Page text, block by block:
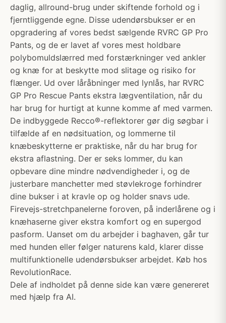
daglig, allround-brug under skiftende forhold og i
fjerntliggende egne. Disse udendørsbukser er en
opgradering af vores bedst sælgende RVRC GP Pro
Pants, og de er lavet af vores mest holdbare
polybomuldslærred med forstærkninger ved ankler
og knæ for at beskytte mod slitage og risiko for
flænger. Ud over låråbninger med lynlås, har RVRC
GP Pro Rescue Pants ekstra lægventilation, når du
har brug for hurtigt at kunne komme af med varmen.
De indbyggede Recco®-reflektorer gør dig søgbar i
tilfælde af en nødsituation, og lommerne til
knæbeskytterne er praktiske, når du har brug for
ekstra aflastning. Der er seks lommer, du kan
opbevare dine mindre nødvendigheder i, og de
justerbare manchetter med støvlekroge forhindrer
dine bukser i at kravle op og holder snavs ude.
Firevejs-stretchpanelerne foroven, på inderlårene og i
knæhaserne giver ekstra komfort og en supergod
pasform. Uanset om du arbejder i baghaven, går tur
med hunden eller følger naturens kald, klarer disse
multifunktionelle udendørsbukser arbejdet. Køb hos
RevolutionRace.
Dele af indholdet på denne side kan være genereret
med hjælp fra AI.